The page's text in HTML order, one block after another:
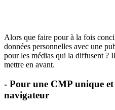
Alors que faire pour à la fois
données personnelles avec une
pour les médias qui la diffusent ?
mettre en avant.
- Pour une CMP unique et
navigateur